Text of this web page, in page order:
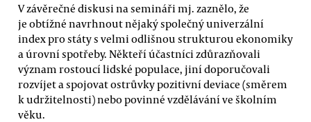
V závěrečné diskusi na semináři mj. zaznělo, že
je obtížné navrhnout nějaký společný univerzální
index pro státy s velmi odlišnou strukturou ekonomiky
a úrovní spotřeby. Někteří účastníci zdůrazňovali
význam rostoucí lidské populace, jiní doporučovali
rozvíjet a spojovat ostrůvky pozitivní deviace (směrem
k udržitelnosti) nebo povinné vzdělávání ve školním
věku.